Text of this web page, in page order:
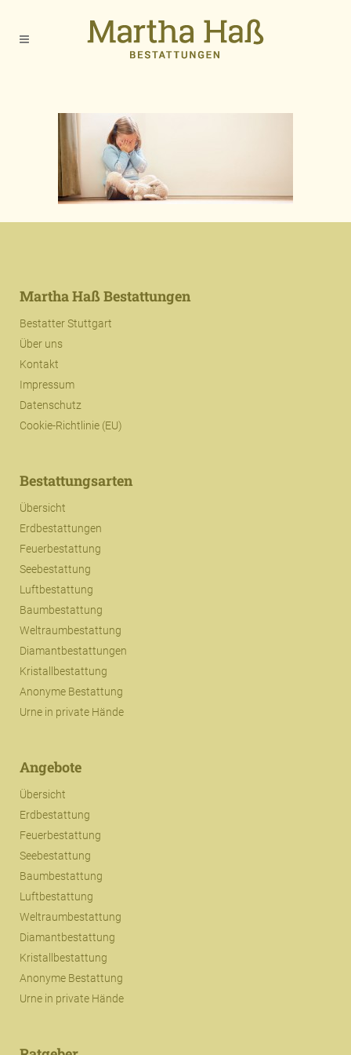
Martha Haß Bestattungen
Bestatter Stuttgart
Über uns
Kontakt
Impressum
Datenschutz
Cookie-Richtlinie (EU)
Bestattungsarten
Übersicht
Erdbestattungen
Feuerbestattung
Seebestattung
Luftbestattung
Baumbestattung
Weltraumbestattung
Diamantbestattungen
Kristallbestattung
Anonyme Bestattung
Urne in private Hände
Angebote
Übersicht
Erdbestattung
Feuerbestattung
Seebestattung
Baumbestattung
Luftbestattung
Weltraumbestattung
Diamantbestattung
Kristallbestattung
Anonyme Bestattung
Urne in private Hände